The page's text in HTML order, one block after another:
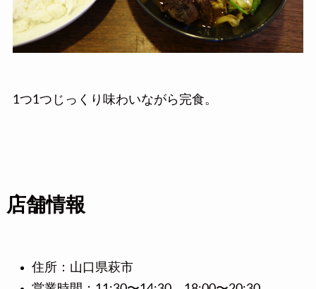
1つ1つじっくり味わいながら完食。
店舗情報
住所：山口県萩市